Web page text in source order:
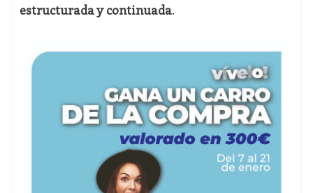
estructurada y continuada.